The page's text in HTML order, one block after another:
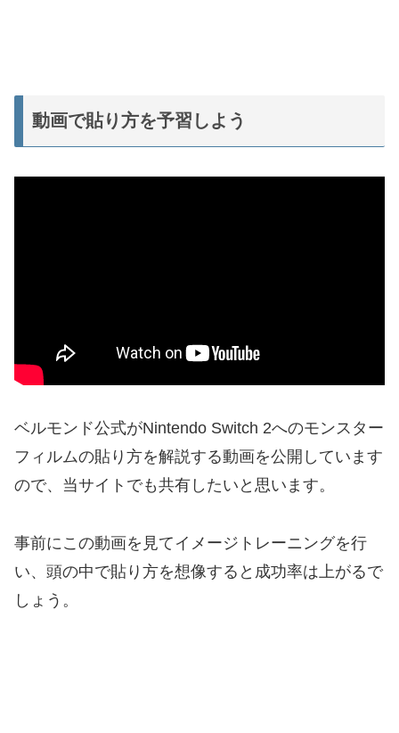
動画で貼り方を予習しよう
ベルモンド公式がNintendo Switch 2へのモンスター
フィルムの貼り方を解説する動画を公開しています
ので、当サイトでも共有したいと思います。
事前にこの動画を見てイメージトレーニングを行
い、頭の中で貼り方を想像すると成功率は上がるで
しょう。